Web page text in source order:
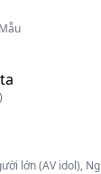
lớn (AV idol),